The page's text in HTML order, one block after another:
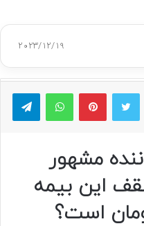
2023/12/19
توییتر پینتریستواتس آپ
مشهور
این بیمه
است؟